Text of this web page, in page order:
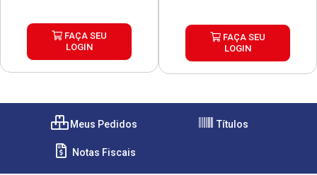
FAÇA SEU
LOGIN
FAÇA SEU
LOGIN
Meus Pedidos Títulos
Notas Fiscais